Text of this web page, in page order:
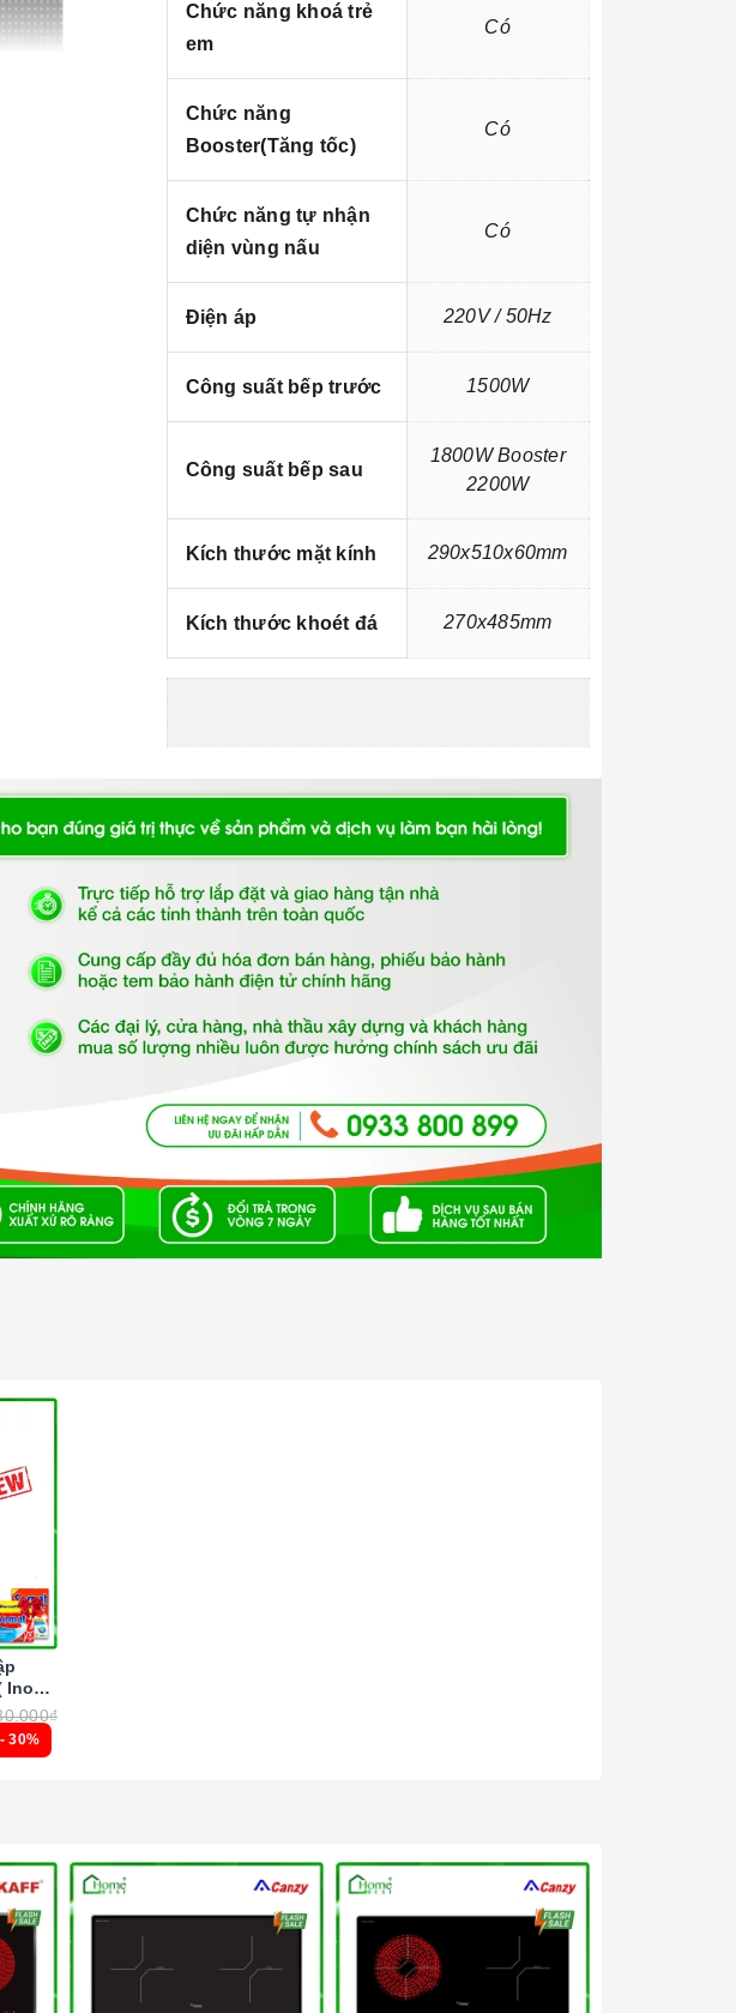
va chạm.
cho căn bếp
độ một cách
Chức năng khoá trẻ
em
Có
Chức năng
Booster(Tăng tốc)
Có
Chức năng tự nhận
diện vùng nấu
Có
Điện áp 220V / 50Hz
Công suất bếp trước 1500W
Công suất bếp sau
1800W Booster
2200W
Kích thước mặt kính 290x510x60mm
Kích thước khoét đá 270x485mm
- 30%
Inox